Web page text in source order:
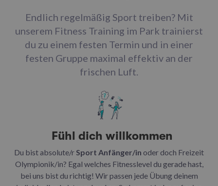
Endlich regelmäßig Sport treiben? Mit
unserem Fitness Training im Park trainierst
du zu einem festen Termin und in einer
festen Gruppe maximal effektiv an der
frischen Luft.
Fühl dich willkommen
Du bist absolute/r Sport Anfänger/in oder doch Freizeit
Olympionik/in? Egal welches Fitnesslevel du gerade hast,
bei uns bist du richtig! Wir passen jede Übung deinem